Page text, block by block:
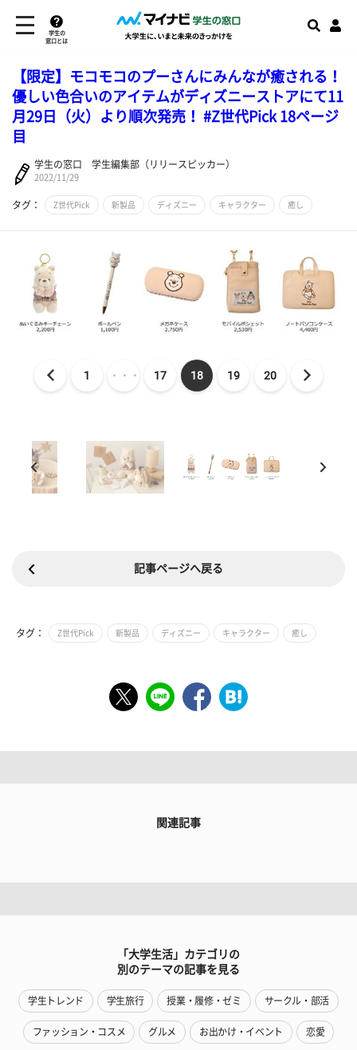
学生の
窓口とは
【限定】モコモコのプーさんにみんなが癒される！
優しい色合いのアイテムがディズニーストアにて11
月29日（火）より順次発売！ #Z世代Pick 18ページ
目
学生の窓口 学生編集部（リリースピッカー）
2022/11/29
タグ： Z世代Pick 新製品 ディズニー キャラクター 癒し
1 ・・・ 17 18 19 20
記事ページへ戻る
タグ： Z世代Pick 新製品 ディズニー キャラクター 癒し
関連記事
「大学生活」カテゴリの
別のテーマの記事を見る
学生トレンド 学生旅行 授業・履修・ゼミ サークル・部活
ファッション・コスメ グルメ お出かけ・イベント 恋愛